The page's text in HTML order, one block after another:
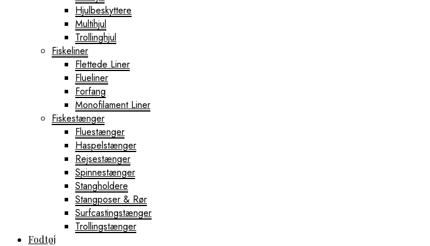
Hjulbeskyttere
Multihjul
Trollinghjul
Fiskeliner
Flettede Liner
Flueliner
Forfang
Monofilament Liner
Fiskestænger
Fluestænger
Haspelstænger
Rejsestænger
Spinnestænger
Stangholdere
Stangposer & Rør
Surfcastingstænger
Trollingstænger
Fodtøj